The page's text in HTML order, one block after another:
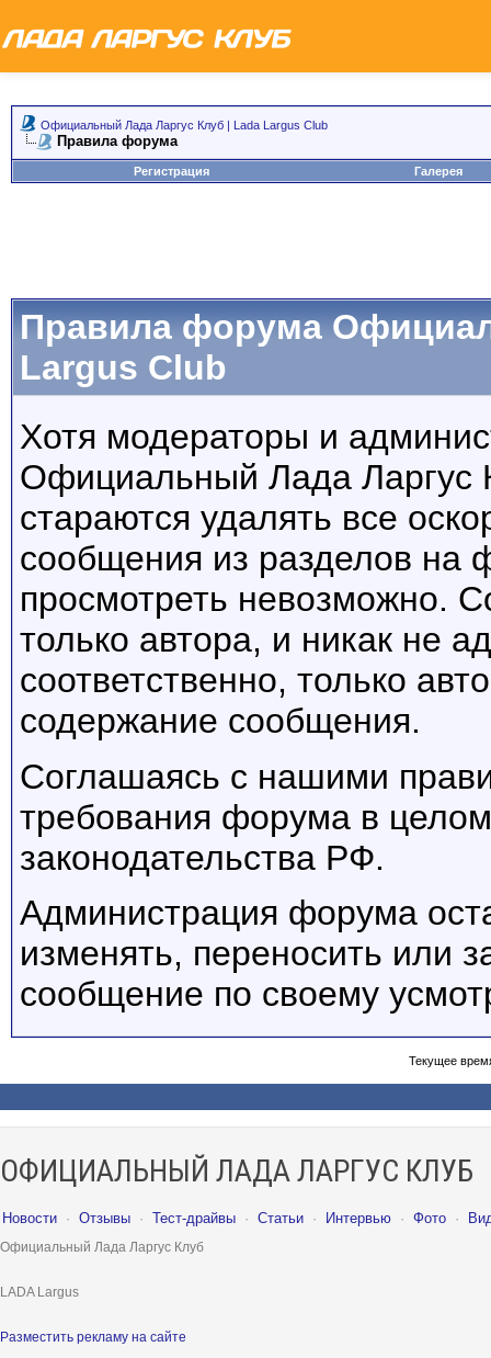
Официальный Лада Ларгус Клуб | Lada Largus Club
Правила форума
Регистрация Галерея
Правила форума
Largus Club
Хотя модераторы и
Официальный Лада Ларгус
стараются удалять все
сообщения из разделов на
просмотреть невозможно.
только автора, и никак не
соответственно, только
содержание сообщения.
Соглашаясь с нашими
требования форума в
законодательства РФ.
Администрация форума
изменять, переносить или
сообщение по своему
Текущее
ОФИЦИАЛЬНЫЙ ЛАДА ЛАРГУС КЛУБ
Новости · Отзывы · Тест-драйвы · Статьи · Интервью · Фото ·
Официальный Лада Ларгус Клуб
LADA Largus
Разместить рекламу на сайте